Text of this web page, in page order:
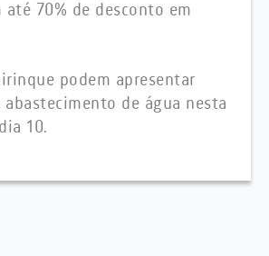
70% de desconto em
podem apresentar
abastecimento de água nesta
10.